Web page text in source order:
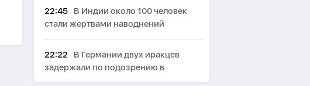
22:45
В Индии около 100 человек
стали жертвами наводнений
22:22
В Германии двух иракцев
задержали по подозрению в
терроризме